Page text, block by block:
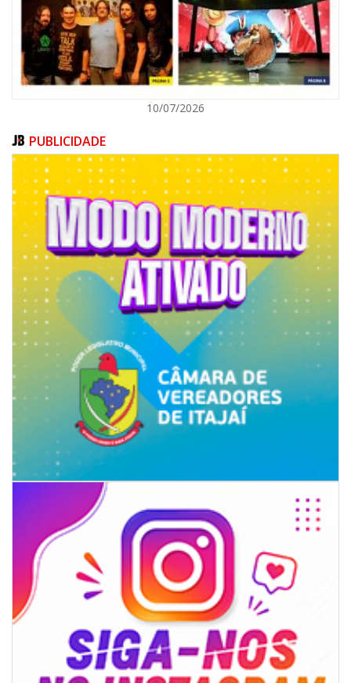
GERAL
07/08/2026 | 07:00
Jordan Hang leva estratégias de marketing e vendas ao InspiraBQ, em
Brusque
ITAPEMA
10/07/2026
PUBLICIDADE